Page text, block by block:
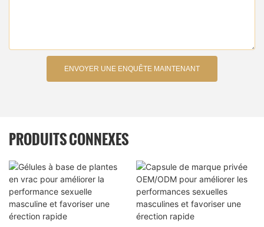
ENVOYER UNE ENQUÊTE MAINTENANT
PRODUITS CONNEXES